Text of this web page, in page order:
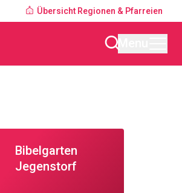
Übersicht Regionen & Pfarreien
Bibelgarten
Jegenstorf